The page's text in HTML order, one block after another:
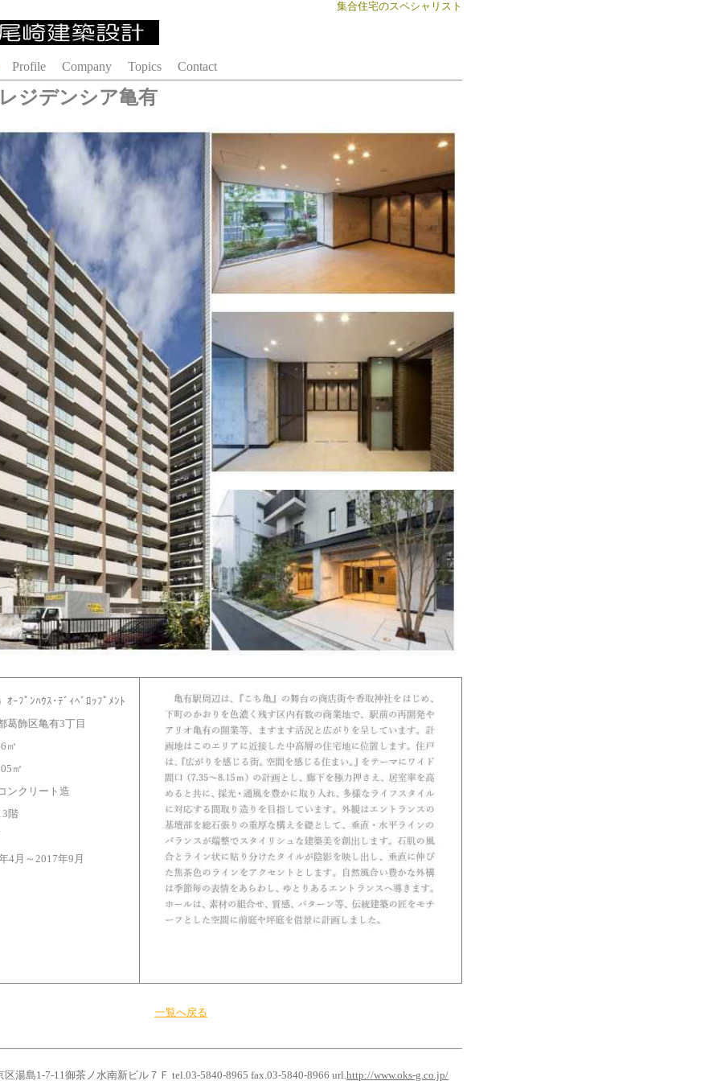
集合住宅のスペシャリスト
Profile Company Topics Contact
ジデンシア亀有
ｵｰﾌﾟﾝﾊｳｽ･ﾃﾞｨﾍﾞﾛｯﾌﾟﾒﾝﾄ
葛飾区亀有3丁目
㎡
㎡
ンクリート造
階
4月～2017年9月
一覧へ戻る
区湯島1-7-11御茶ノ水南新ビル７Ｆ tel.03-5840-8965 fax.03-5840-8966 url.http://www.oks-g.co.jp/